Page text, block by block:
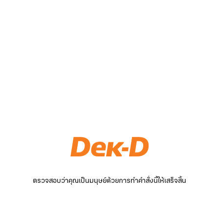
ตรวจสอบว่าคุณเป็นมนุษย์ด้วยการทำคำสั่งนี้ให้เสร็จสิ้น